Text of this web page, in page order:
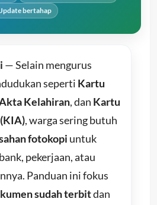
bertahap
— Selain mengurus
seperti Kartu
Kelahiran, dan Kartu
, warga sering butuh
fotokopi untuk
pekerjaan, atau
Panduan ini fokus
sudah terbitdan